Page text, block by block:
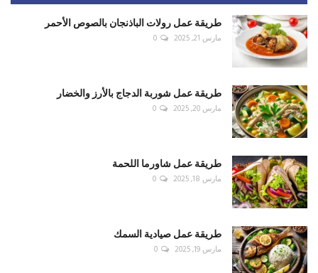
طريقة عمل رولات الباذنجان بالصوص الأحمر
مارس 21, 2025 0
طريقة عمل شوربة الدجاج بالأرز والخضار
مارس 20, 2025 0
طريقة عمل شاورما اللحمة
مارس 18, 2025 0
طريقة عمل صيادية السمك
مارس 19, 2025 0